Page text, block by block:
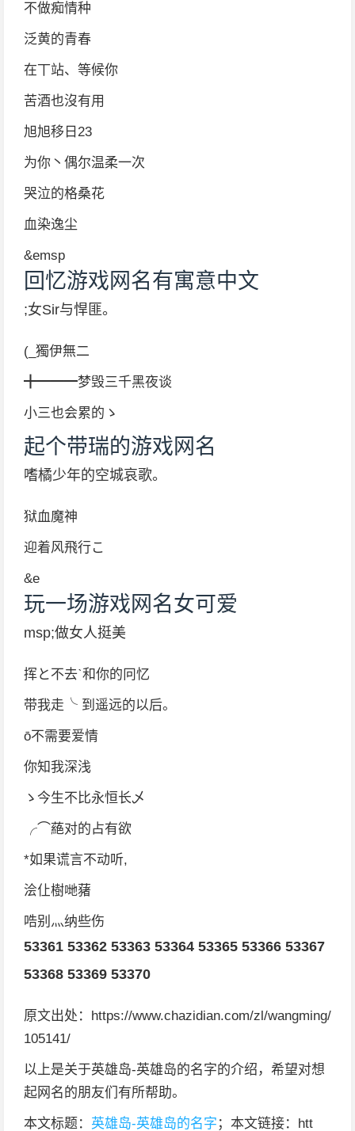
不做痴情种
泛黄的青春
在丅站、等候你
苦酒也沒有用
旭旭移日23
为你丶偶尔温柔一次
哭泣的格桑花
血染逸尘
&emsp
回忆游戏网名有寓意中文
;女Sir与悍匪。
(_獨伊無二
╋━━━梦毁三千黑夜谈
小三也会累的ゝ
起个带瑞的游戏网名
嗜橘少年的空城哀歌。
狱血魔神
迎着风飛行こ
&e
玩一场游戏网名女可爱
msp;做女人挺美
挥と不去ˋ和你的冋忆
带我走╰ 到遥远的以后。
ō不需要爱情
你知我深浅
ゝ今生不比永恒长乄
╭⌒蕝对的占有欲
*如果谎言不动听,
浍仩樹哋蕏
哠别灬纳些伤
53361 53362 53363 53364 53365 53366 53367
53368 53369 53370
原文出处：https://www.chazidian.com/zl/wangming/
105141/
以上是关于英雄岛-英雄岛的名字的介绍，希望对想
起网名的朋友们有所帮助。
本文标题： 英雄岛-英雄岛的名字 ；本文链接：htt